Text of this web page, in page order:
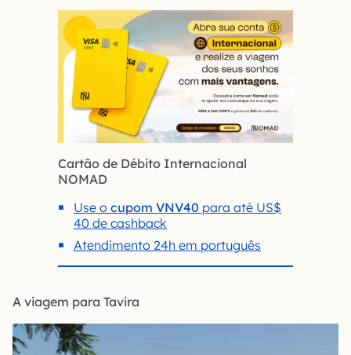
Cartão de Débito Internacional
NOMAD
Use o cupom VNV40 para até US$
40 de cashback
Atendimento 24h em português
A viagem para Tavira